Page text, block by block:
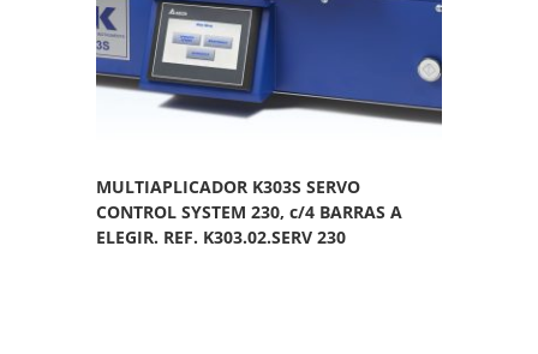
MULTIAPLICADOR K303S SERVO
CONTROL SYSTEM 230, c/4 BARRAS A
ELEGIR. REF. K303.02.SERV 230